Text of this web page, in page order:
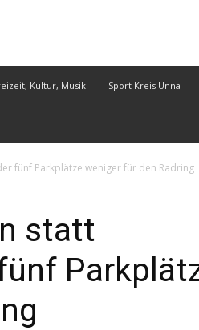
Kultur, Musik Sport Kreis Unna
fünf Parkplätze weniger für den Radring
statt